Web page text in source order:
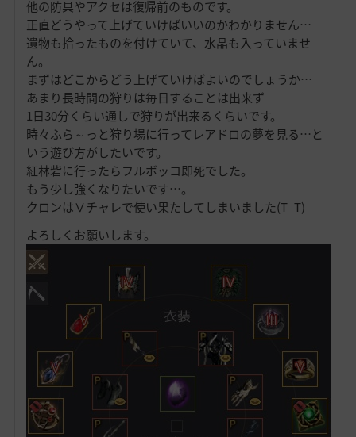
他の防具やアクセは復帰前のものです。
正直どうやって上げていけばいいのかわかりません…
遺物も拾ったものを付けていて、水晶も入っていませ
ん。
まずはどこからどう上げていけばよいのでしょうか…
あまり長時間の狩りは毎日することは出来ず
1日30分くらい通しで狩りが出来るくらいです。
時々ふら～っと狩り場に行ってレアドロの夢を見る…と
いう遊び方がしたいです。
紅林砦に行ったらフルボッコ即死でした。
もう少し強くなりたいです…。
クロンはⅤチャレで使い果たしてしまいました(T_T)
よろしくお願いします。